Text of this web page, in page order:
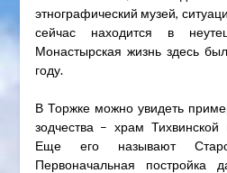
этнографический музей,
сейчас находится в
Монастырская жизнь здесь
году.
В Торжке можно увидеть
зодчества – храм
Еще его называют Старо-
Первоначальная постройка